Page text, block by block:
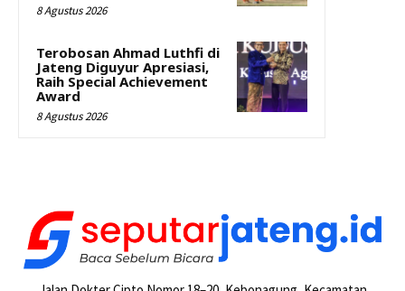
8 Agustus 2026
Terobosan Ahmad Luthfi di
Jateng Diguyur Apresiasi,
Raih Special Achievement
Award
8 Agustus 2026